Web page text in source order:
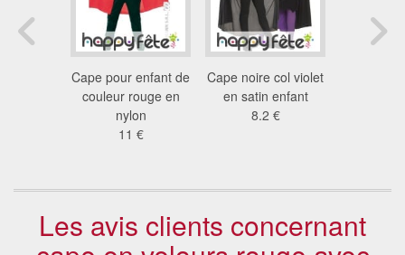
Cape pour enfant de
couleur rouge en
nylon
11 €
Cape noire col violet
en satin enfant
8.2 €
Les avis clients concernant